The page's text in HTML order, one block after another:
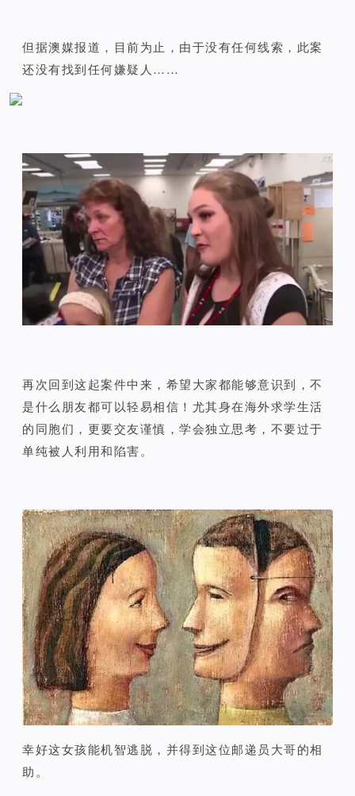
但据澳媒报道，目前为止，由于没有任何线索，此案
还没有找到任何嫌疑人……
再次回到这起案件中来，希望大家都能够意识到，不
是什么朋友都可以轻易相信！尤其身在海外求学生活
的同胞们，更要交友谨慎，学会独立思考，不要过于
单纯被人利用和陷害。
幸好这女孩能机智逃脱，并得到这位邮递员大哥的相
助。